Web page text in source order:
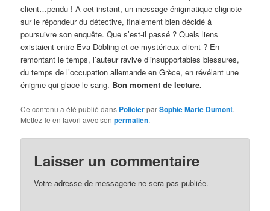
client…pendu ! A cet instant, un message énigmatique clignote
sur le répondeur du détective, finalement bien décidé à
poursuivre son enquête. Que s’est-il passé ? Quels liens
existaient entre Eva Döbling et ce mystérieux client ? En
remontant le temps, l’auteur ravive d’insupportables blessures,
du temps de l’occupation allemande en Grèce, en révélant une
énigme qui glace le sang. Bon moment de lecture.
Ce contenu a été publié dans PolicierparSophie Marie Dumont.
Mettez-le en favori avec sonpermalien.
Laisser un commentaire
Votre adresse de messagerie ne sera pas publiée.